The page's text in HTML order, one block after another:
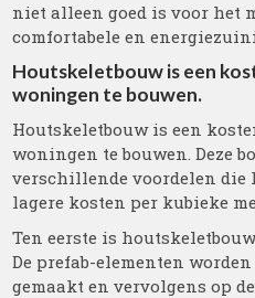
niet alleen goed is voor het
comfortabele en
Houtskeletbouw is een
woningen te bouwen.
Houtskeletbouw is een
woningen te bouwen. Deze
verschillende voordelen die
lagere kosten per kubieke
Ten eerste is
De prefab-elementen
gemaakt en vervolgens op